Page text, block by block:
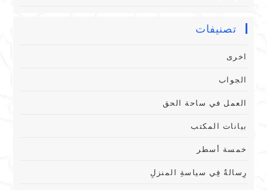
تصنيفات
اخرى
الجواب
العمل في ساحة الحق
بيانات المكتب
خمسة أسطر
رِسالةٌ فِي سياسةِ المنزلِ